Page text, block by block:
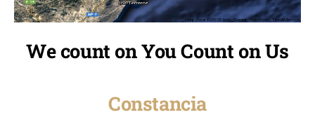
We count on You Count on Us
Constancia